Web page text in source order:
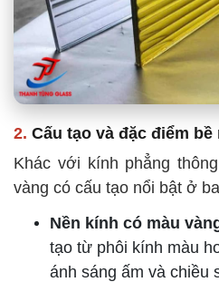
2. Cấu tạo và đặc điểm bề
Khác với kính phẳng
vàng có cấu tạo nổi bật ở
Nền kính có màu
tạo từ phôi kính màu
ánh sáng ấm và chiều